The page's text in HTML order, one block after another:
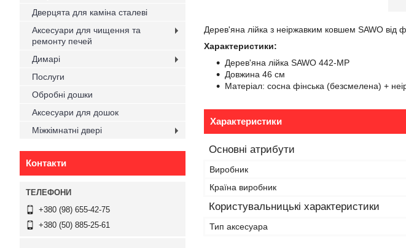
Дерев'яна лійка з неіржавким ковшем SAWO від
Характеристики:
Дерев'яна лійка SAWO 442-MP
Довжина 46 см
Матеріал: сосна фінська (безсмелена) +
Характеристики
Основні атрибути
Виробник
Країна виробник
Користувальницькі характеристики
Тип аксесуара
Дверцята для каміна сталеві
Аксесуари для чищення та
ремонту печей
Димарі
Послуги
Обробні дошки
Аксесуари для дошок
Міжкімнатні двері
Контакти
+380 (98) 655-42-75
+380 (50) 885-25-61